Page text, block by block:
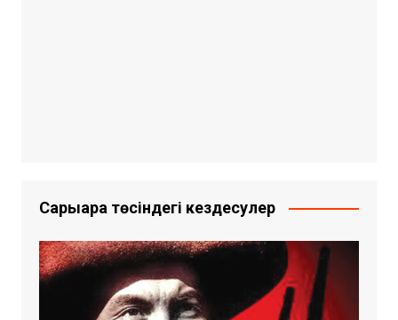
Сарыарқа төсіндегі кездесулер